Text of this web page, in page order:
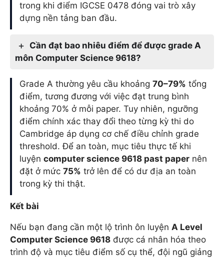
trong khi điểm IGCSE 0478 đóng vai trò xây
dựng nền tảng ban đầu.
Cần đạt bao nhiêu điểm để được grade A
môn Computer Science 9618?
Grade A thường yêu cầu khoảng 70–79% tổng
điểm, tương đương với việc đạt trung bình
khoảng 70% ở mỗi paper. Tuy nhiên, ngưỡng
điểm chính xác thay đổi theo từng kỳ thi do
Cambridge áp dụng cơ chế điều chỉnh grade
threshold. Để an toàn, mục tiêu thực tế khi
luyện computer science 9618 past paper nên
đặt ở mức 75% trở lên để có dư địa an toàn
trong kỳ thi thật.
Kết bài
Nếu bạn đang cần một lộ trình ôn luyện A Level
Computer Science 9618 được cá nhân hóa theo
trình độ và mục tiêu điểm số cụ thể, đội ngũ giảng